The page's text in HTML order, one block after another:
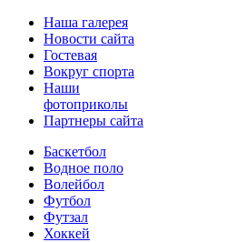
Наша галерея
Новости сайта
Гостевая
Вокруг спорта
Наши
фотоприколы
Партнеры сайта
Баскетбол
Водное поло
Волейбол
Футбол
Футзал
Хоккей